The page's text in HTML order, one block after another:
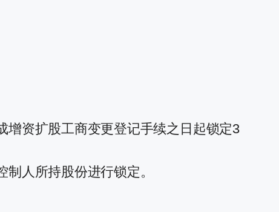
增资扩股工商变更登记手续之日起锁定3
人所持股份进行锁定。